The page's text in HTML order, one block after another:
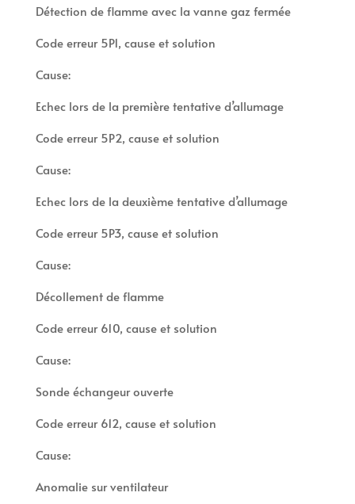
Détection de flamme avec la vanne gaz fermée
Code erreur 5P1, cause et solution
Cause:
Echec lors de la première tentative d’allumage
Code erreur 5P2, cause et solution
Cause:
Echec lors de la deuxième tentative d’allumage
Code erreur 5P3, cause et solution
Cause:
Décollement de flamme
Code erreur 610, cause et solution
Cause:
Sonde échangeur ouverte
Code erreur 612, cause et solution
Cause:
Anomalie sur ventilateur